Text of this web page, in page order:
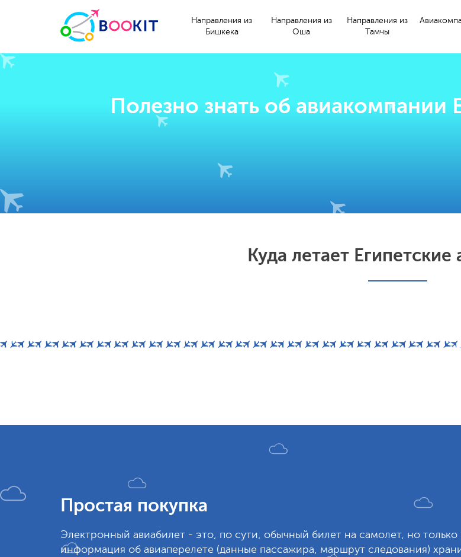
Направления из
Бишкека
Направления из
Оша
Направления из
Тамчы
Полезно знать об авиакомпании
Куда летает Египетские
Простая покупка
Электронный авиабилет - это, по сути, обычный билет на самолет, но
информация об авиаперелете (данные пассажира, маршрут следования)